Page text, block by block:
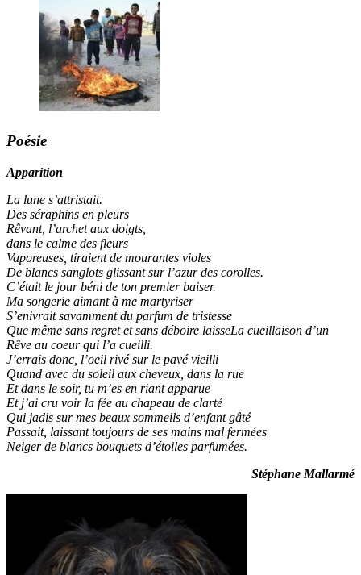
Poésie
Apparition
La lune s’attristait.
Des séraphins en pleurs
Rêvant, l’archet aux doigts,
dans le calme des fleurs
Vaporeuses, tiraient de mourantes violes
De blancs sanglots glissant sur l’azur des corolles.
C’était le jour béni de ton premier baiser.
Ma songerie aimant à me martyriser
S’enivrait savamment du parfum de tristesse
Que même sans regret et sans déboire laisseLa cueillaison d’un
Rêve au coeur qui l’a cueilli.
J’errais donc, l’oeil rivé sur le pavé vieilli
Quand avec du soleil aux cheveux, dans la rue
Et dans le soir, tu m’es en riant apparue
Et j’ai cru voir la fée au chapeau de clarté
Qui jadis sur mes beaux sommeils d’enfant gâté
Passait, laissant toujours de ses mains mal fermées
Neiger de blancs bouquets d’étoiles parfumées.
Stéphane Mallarmé